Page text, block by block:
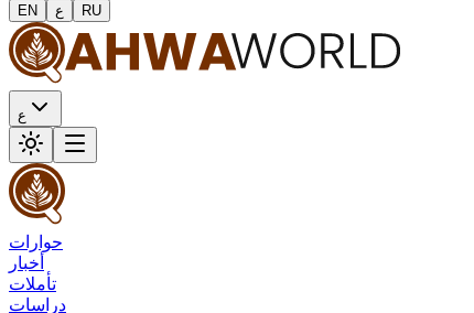
EN
ع RU
ع
حوارات
أخبار
تأملات
دراسات